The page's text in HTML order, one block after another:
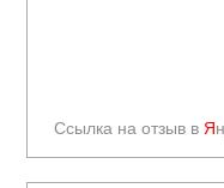
Ссылка на отзыв в Я